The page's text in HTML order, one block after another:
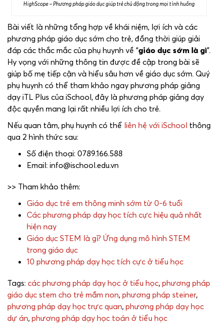
HighScope – Phương pháp giáo dục giúp trẻ chủ động trong mọi tình huống
Bài viết là những tổng hợp về khái niệm, lợi ích và các
phương pháp giáo dục sớm cho trẻ, đồng thời giúp giải
đáp các thắc mắc của phụ huynh về “giáo dục sớm là gì”.
Hy vọng với những thông tin được đề cập trong bài sẽ
giúp bố mẹ tiếp cận và hiểu sâu hơn về giáo dục sớm. Quý
phụ huynh có thể tham khảo ngay phương pháp giảng
dạy iTL Plus của iSchool, đây là phương pháp giảng dạy
độc quyền mang lại rất nhiều lợi ích cho trẻ.
Nếu quan tâm, phụ huynh có thể liên hệ với iSchool thông
qua 2 hình thức sau:
Số điện thoại: 0789.166.588
Email: info@ischool.edu.vn
>> Tham khảo thêm:
Giáo dục trẻ em thông minh sớm từ 0-6 tuổi
Các phương pháp dạy học tích cực hiệu quả nhất
hiện nay
Giáo dục STEM là gì? Ứng dụng mô hình STEM
trong giáo dục
10 phương pháp dạy học tích cực ở tiểu học
Tags: các phương pháp dạy học ở tiểu học, phương pháp
giáo dục stem cho trẻ mầm non, phương pháp steiner,
phương pháp dạy học trực quan, phương pháp dạy học
dự án, phương pháp dạy học toán ở tiểu học